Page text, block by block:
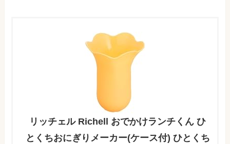
リッチェル Richell おでかけランチくん ひ
とくちおにぎりメーカー(ケース付) ひとくち